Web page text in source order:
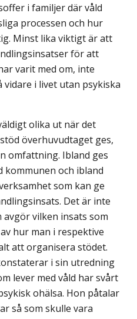
i familjer där våld
processen och hur
Minst lika viktigt är att
för att
varit med om, inte
i livet utan psykiska
olika ut när det
överhuvudtaget ges,
omfattning. Ibland ges
kommunen och ibland
som kan ge
Det är inte
vilken insats som
hur man i respektive
att organisera stödet.
i sin utredning
lever med våld har svårt
ohälsa. Hon påtalar
så som skulle vara